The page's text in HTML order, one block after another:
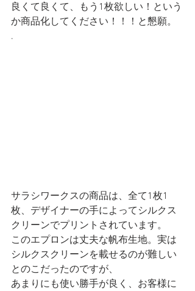
良くて良くて、もう1枚欲しい！という
か商品化してください！！！と懇願。
.
サラシワークスの商品は、全て1枚1
枚、デザイナーの手によってシルクス
クリーンでプリントされています。
このエプロンは丈夫な帆布生地。実は
シルクスクリーンを載せるのが難しい
とのこだったのですが、
あまりにも使い勝手が良く、お客様に